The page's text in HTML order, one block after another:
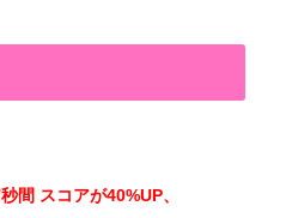
間 スコアが40%UP、